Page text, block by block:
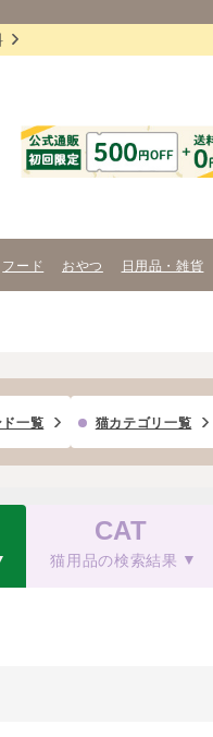
フード おやつ 日用品・雑貨
一覧 猫カテゴリ一覧
CAT
猫用品の検索結果